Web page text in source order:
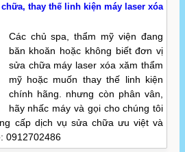
thay thế linh kiện máy laser xóa
Các chủ spa, thẩm mỹ viện đang
băn khoăn hoặc không biết đơn vị
sửa chữa máy laser xóa xăm thẩm
mỹ hoặc muốn thay thế linh kiện
chính hãng. nhưng còn phân vân,
hãy nhấc máy và gọi cho chúng tôi
cấp dịch vụ sửa chữa ưu việt và
0912702486